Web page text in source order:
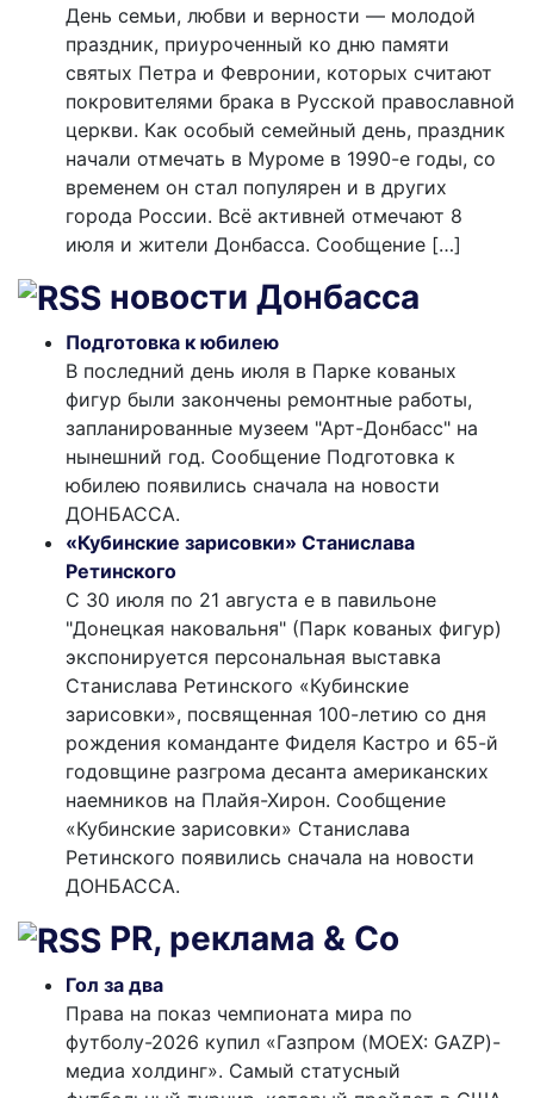
День семьи, любви и верности — молодой
праздник, приуроченный ко дню памяти
святых Петра и Февронии, которых считают
покровителями брака в Русской православной
церкви. Как особый семейный день, праздник
начали отмечать в Муроме в 1990-е годы, со
временем он стал популярен и в других
города России. Всё активней отмечают 8
июля и жители Донбасса. Сообщение […]
новости Донбасса
Подготовка к юбилею
В последний день июля в Парке кованых
фигур были закончены ремонтные работы,
запланированные музеем "Арт-Донбасс" на
нынешний год. Сообщение Подготовка к
юбилею появились сначала на новости
ДОНБАССА.
«Кубинские зарисовки» Станислава
Ретинского
С 30 июля по 21 августа е в павильоне
"Донецкая наковальня" (Парк кованых фигур)
экспонируется персональная выставка
Станислава Ретинского «Кубинские
зарисовки», посвященная 100-летию со дня
рождения команданте Фиделя Кастро и 65-й
годовщине разгрома десанта американских
наемников на Плайя-Хирон. Сообщение
«Кубинские зарисовки» Станислава
Ретинского появились сначала на новости
ДОНБАССА.
PR, реклама & Co
Гол за два
Права на показ чемпионата мира по
футболу-2026 купил «Газпром (MOEX: GAZP)-
медиа холдинг». Самый статусный